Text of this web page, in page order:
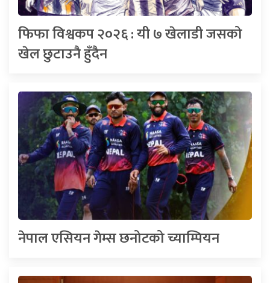
फिफा विश्वकप २०२६ : यी ७ खेलाडी जसको
खेल छुटाउनै हुँदैन
नेपाल एसियन गेम्स छनोटको च्याम्पियन